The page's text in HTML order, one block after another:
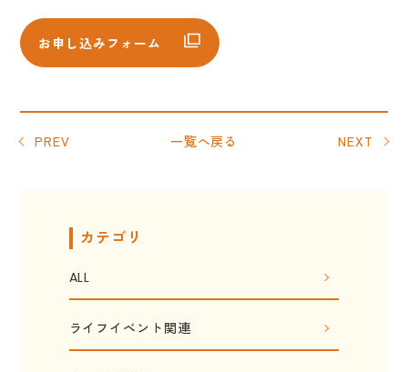
お申し込みフォーム
PREV 一覧へ戻る NEXT
カテゴリ
ALL
ライフイベント関連